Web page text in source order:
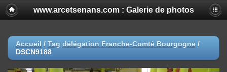
www.arcetsenans.com : Galerie de photos
Accueil / Tag délégation Franche-Comté Bourgogne /
DSCN9188